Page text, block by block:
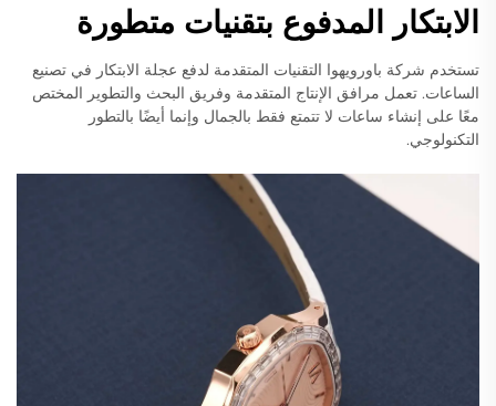
الابتكار المدفوع بتقنيات متطورة
تستخدم شركة باورويهوا التقنيات المتقدمة لدفع عجلة الابتكار في تصنيع
الساعات. تعمل مرافق الإنتاج المتقدمة وفريق البحث والتطوير المختص
معًا على إنشاء ساعات لا تتمتع فقط بالجمال وإنما أيضًا بالتطور
التكنولوجي.